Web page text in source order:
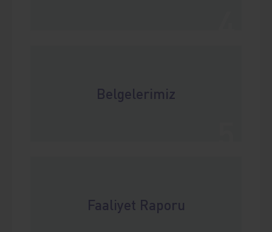
Belgelerimiz
Faaliyet Raporu